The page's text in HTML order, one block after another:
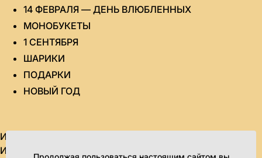
14 ФЕВРАЛЯ — ДЕНЬ ВЛЮБЛЕННЫХ
МОНОБУКЕТЫ
1 СЕНТЯБРЯ
ШАРИКИ
ПОДАРКИ
НОВЫЙ ГОД
ИП Яровикова Татьяна Юрьевна
ИНН 434580995851 ОГРН 315435000020964